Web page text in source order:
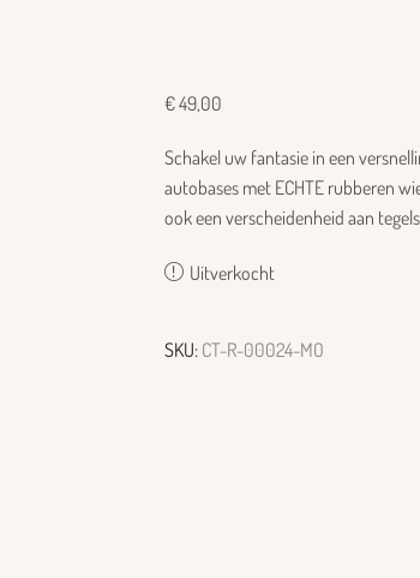
€49,00
Schakel uw fantasie in een
autobases met ECHTE rubberen
ook een verscheidenheid aan
Uitverkocht
SKU: CT-R-00024-MO